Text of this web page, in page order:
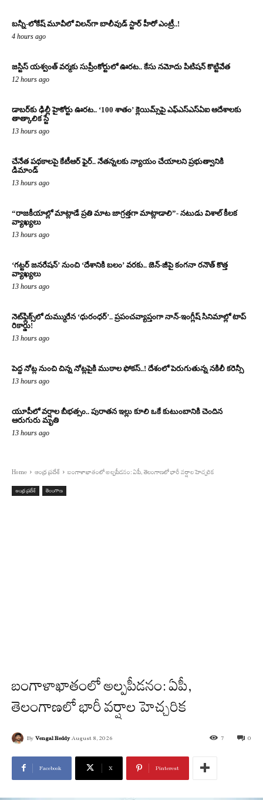
బన్నీ-లోకేష్ మూవీలో విలన్‌గా బాలీవుడ్ స్టార్ హీరో ఎంట్రీ..!
4 hours ago
జస్టిస్ యశ్వంత్ వర్మకు సుప్రీంకోర్టులో ఊరట.. కేసు నమోదు పిటిషన్ కొట్టివేత
12 hours ago
డాబర్‌కు ఢిల్లీ హైకోర్టు ఊరట.. ‘100 శాతం’ క్లెయిమ్స్‌పై ఎఫ్‌ఎస్‌ఎస్‌ఏఐ ఆదేశాలకు
తాత్కాలిక స్టే
13 hours ago
చేనేత పథకాలపై కేటీఆర్ ఫైర్.. నేతన్నలకు న్యాయం చేయాలని ప్రభుత్వానికి
డిమాండ్
13 hours ago
“రాజకీయాల్లో మాట్లాడే ప్రతి మాట జాగ్రత్తగా మాట్లాడాలి”- నటుడు విశాల్ కీలక
వ్యాఖ్యలు
13 hours ago
‘గట్టర్ జనరేషన్’ నుంచి ‘దేశానికి బలం’ వరకు.. జెన్-జీపై కంగనా రనౌత్ కొత్త
వ్యాఖ్యలు
13 hours ago
నెట్‌ఫ్లిక్స్‌లో దుమ్మురేన ‘ధురంధర్’.. ప్రపంచవ్యాప్తంగా నాన్-ఇంగ్లీష్ సినిమాల్లో టాప్
రికార్డు!
13 hours ago
పెద్ద నోట్ల నుంచి చిన్న నోట్లపైకి ముఠాల ఫోకస్..! దేశంలో పెరుగుతున్న నకిలీ కరెన్సీ
13 hours ago
యూపీలో వర్షాల బీభత్సం.. పురాతన ఇల్లు కూలి ఒకే కుటుంబానికి చెందిన
ఆరుగురు మృతి
13 hours ago